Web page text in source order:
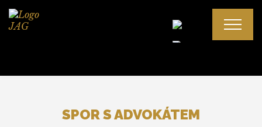
Odměna advokátaSPOR S ADVOKÁTEM